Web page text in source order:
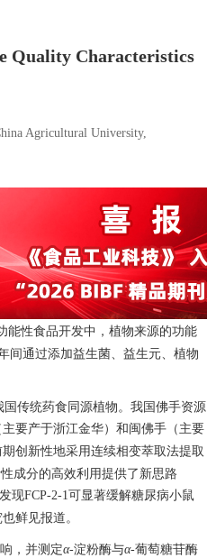
Quality Characteristics
Agricultural University,
参考文献(54)
，更追求其附加的健康功效[1−3]。
能性食品开发中，植物来源的功能
间通过添加益生菌、益生元、植物
传统药食同源植物。我国佛手资源
要产于浙江金华）和闽佛手（主要
创新性地采用连续相变萃取法提取
成分的高效利用提供了新思路
现FCP-2-1可显著缓解糖尿病小鼠
鲜见报道。
，并测定α-淀粉酶与α-葡萄糖苷酶
x